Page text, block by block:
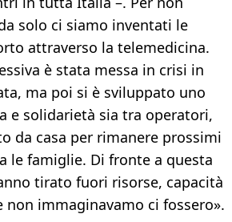
solo ci siamo inventati le
attraverso la telemedicina.
è stata messa in crisi in
ma poi si è sviluppato uno
e solidarietà sia tra operatori,
da casa per rimanere prossimi
le famiglie. Di fronte a questa
tirato fuori risorse, capacità
non immaginavamo ci fossero».